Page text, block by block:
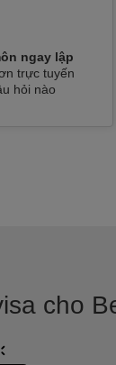
ngay lập
trực tuyến
hỏi nào
cho